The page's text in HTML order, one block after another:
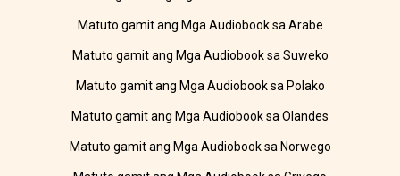
Matuto gamit ang Mga Audiobook sa Arabe
Matuto gamit ang Mga Audiobook sa Suweko
Matuto gamit ang Mga Audiobook sa Polako
Matuto gamit ang Mga Audiobook sa Olandes
Matuto gamit ang Mga Audiobook sa Norwego